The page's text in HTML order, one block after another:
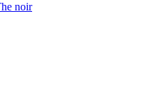
noir